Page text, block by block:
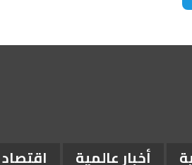
أخبار عالمية اقتصاد